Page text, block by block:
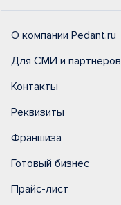
О компании Pedant.ru
Для СМИ и партнеров
Контакты
Реквизиты
Франшиза
Готовый бизнес
Прайс-лист